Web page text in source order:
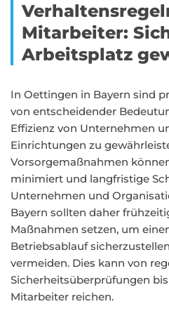
Mitarbeiter:
Arbeitsplatz
In Oettingen in Bayern sind
von entscheidender
Effizienz von Unternehmen
Einrichtungen zu
Vorsorgemaßnahmen
minimiert und langfristige
Unternehmen und
Bayern sollten daher
Maßnahmen setzen, um
Betriebsablauf
vermeiden. Dies kann von
Sicherheitsüberprüfungen
Mitarbeiter reichen.